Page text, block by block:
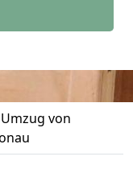
Umzug von